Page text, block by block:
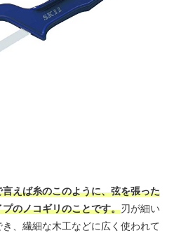
えば糸のこのように、弦を張った
のノコギリのことです。刃が細い
、繊細な木工などに広く使われて